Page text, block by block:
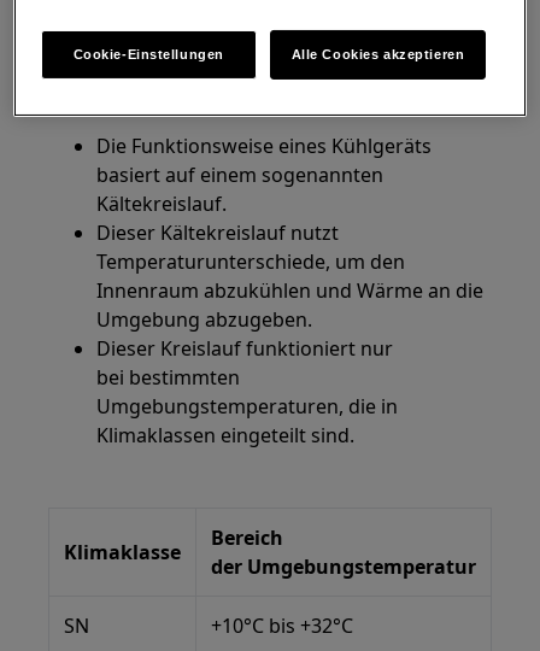
freistehend)
Die Funktionsweise eines Kühlgeräts
basiert auf einem sogenannten
Kältekreislauf.
Dieser Kältekreislauf nutzt
Temperaturunterschiede, um den
Innenraum abzukühlen und Wärme an die
Umgebung abzugeben.
Dieser Kreislauf funktioniert nur
bei bestimmten
Umgebungstemperaturen, die in
Klimaklassen eingeteilt sind.
Klimaklasse
Bereich
der Umgebungstemperatur
SN +10°C bis +32°C
Cookie-Einstellungen Alle Cookies akzeptieren